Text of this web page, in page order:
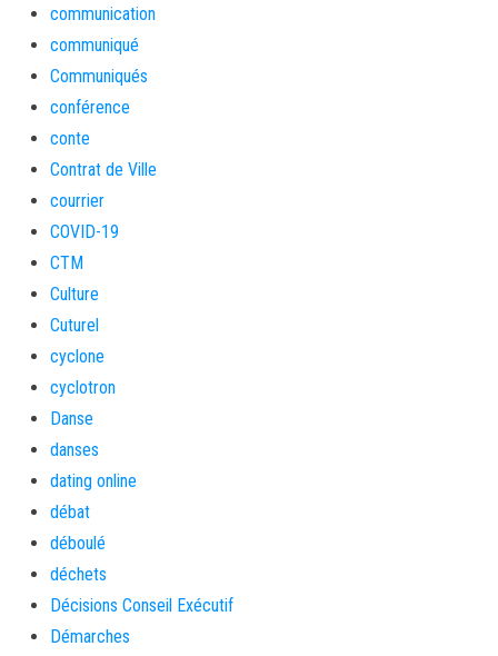
communication
communiqué
Communiqués
conférence
conte
Contrat de Ville
courrier
COVID-19
CTM
Culture
Cuturel
cyclone
cyclotron
Danse
danses
dating online
débat
déboulé
déchets
Décisions Conseil Exécutif
Démarches